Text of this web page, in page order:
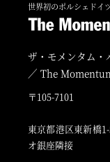
世界初のポルシェドイ
ザ・モメンタム・
／ The
〒105-7101
東京都港区東新橋
オ銀座隣接